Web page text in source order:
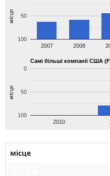
2007 2008
50
100
місце
Самі більші компанії США
2010
0
50
100
місце
місце